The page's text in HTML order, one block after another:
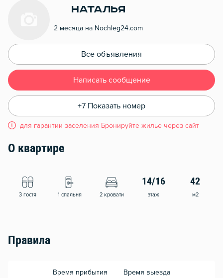
Наталья
2 месяца на Nochleg24.com
Все объявления
Написать сообщение
+7 Показать номер
для гарантии заселения Бронируйте жилье через сайт
О квартире
3 гостя 1 спальня 2 кровати
14/16
этаж
42
м2
Правила
Время прибытия Время выезда